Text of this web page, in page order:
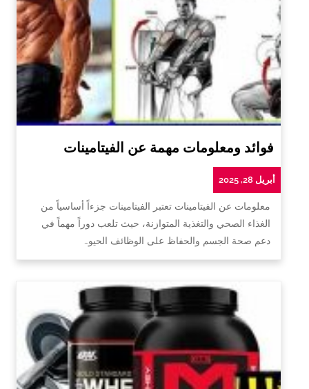
فوائد ومعلومات مهمة عن الفيتامينات
أبريل 28, 2025
معلومات عن الفيتامينات تعتبر الفيتامينات جزءاً أساسياً من
الغذاء الصحي والتغذية المتوازنة، حيث تلعب دوراً مهماً في
دعم صحة الجسم والحفاظ على الوظائف الحيو…